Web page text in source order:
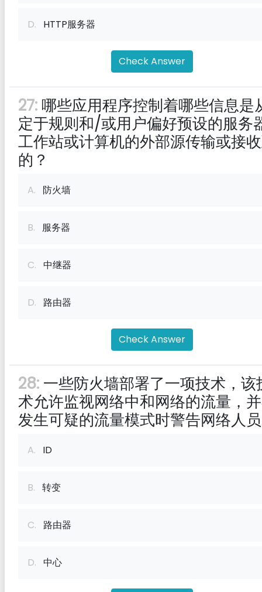
D. HTTP服务器
Check Answer
27: 哪些应用程序控制着哪些信息是
定于规则和/或用户偏好预设的服务
工作站或计算机的外部源传输或接
的？
A. 防火墙
B. 服务器
C. 中继器
D. 路由器
Check Answer
28: 一些防火墙部署了一项技术，该
术允许监视网络中和网络的流量，
发生可疑的流量模式时警告网络人
A. ID
B. 转变
C. 路由器
D. 中心